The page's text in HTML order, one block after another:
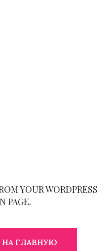
YOUR WORDPRESS
PAGE.
НА ГЛАВНУЮ